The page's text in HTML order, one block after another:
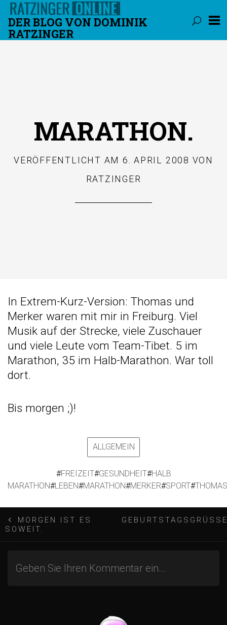
DER BLOG VON DOMINIK
RATZINGER
MARATHON.
VERÖFFENTLICHT AM 6. APRIL 2008 VON
RATZINGER
In Extrem-Kurz-Version: Thomas und
Merker waren mit mir in Freiburg. Viel
Musik auf der Strecke, viele Zuschauer
und viele Leute vom Team-Tibet. 5 im
Marathon, 35 im Halb-Marathon. War toll
dort.
Bis morgen ;)!
ALLGEMEIN
#FREIZEIT#GESUNDHEIT#HALB
MARATHON#LEBEN#MARATHON#MERKER#SPORT#THOMAS
B MORGEN IST ES
SOWEIT.